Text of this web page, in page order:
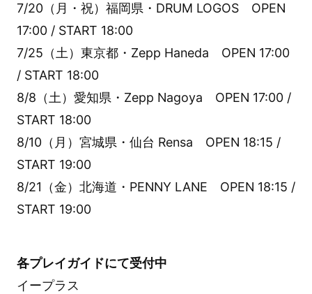
7/20（月・祝）福岡県・DRUM LOGOS OPEN
17:00 / START 18:00
7/25（土）東京都・Zepp Haneda OPEN 17:00
/ START 18:00
8/8（土）愛知県・Zepp Nagoya OPEN 17:00 /
START 18:00
8/10（月）宮城県・仙台 Rensa OPEN 18:15 /
START 19:00
8/21（金）北海道・PENNY LANE OPEN 18:15 /
START 19:00
各プレイガイドにて受付中
イープラス